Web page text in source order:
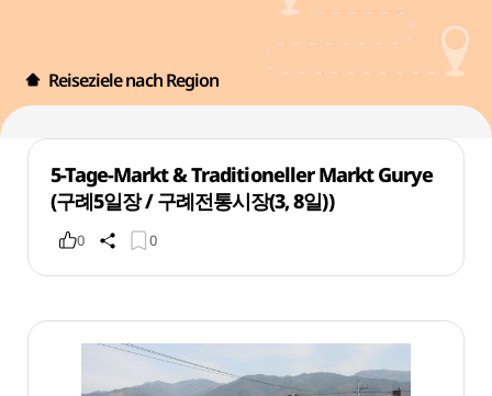
Reiseziele nach Region
5-Tage-Markt & Traditioneller Markt Gurye
(구례5일장 / 구례전통시장(3, 8일))
0 0